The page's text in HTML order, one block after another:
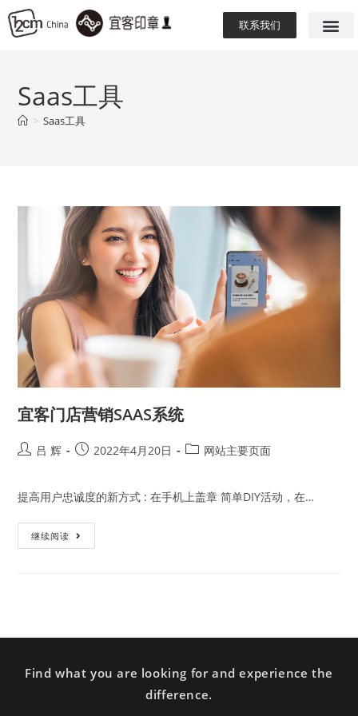
联系我们
Saas工具
> Saas工具
宜客门店营销SAAS系统
吕 辉 2022年4月20日 网站主要页面
提高用户忠诚度的新方式 : 在手机上盖章 简单DIY活动，在…
继续阅读
Find what you are looking for and experience the
difference.